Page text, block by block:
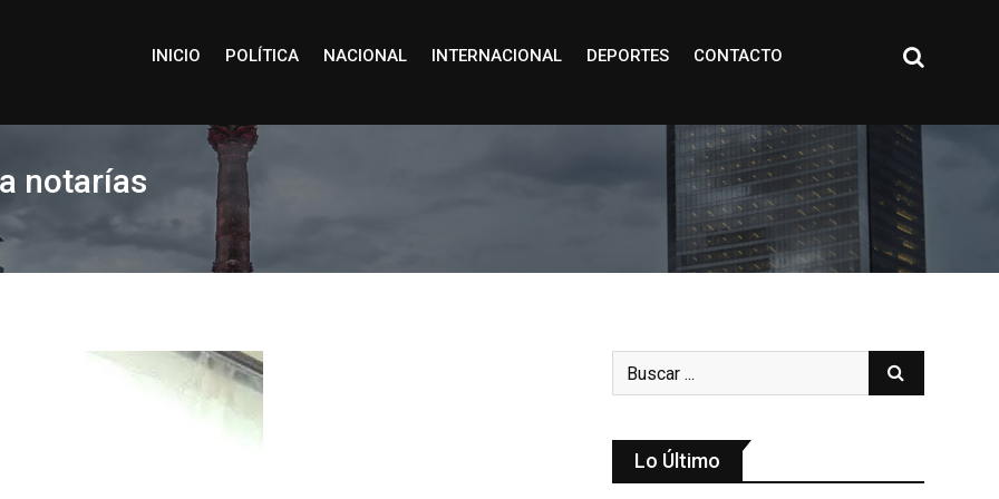
INICIO POLÍTICA NACIONAL INTERNACIONAL DEPORTES CONTACTO
notarías
Lo Último